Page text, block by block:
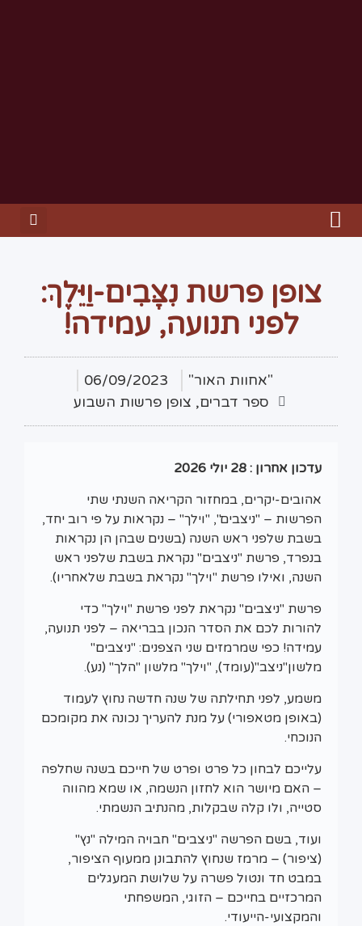
צופן פרשת נִצָּבִים-וַיֵּלֶךְ:
לפני תנועה, עמידה!
"אחוות האור"
06/09/2023
ספר דברים, צופן פרשות השבוע
עדכון אחרון : 28 יולי 2026
אהובים-יקרים, במחזור הקריאה השנתי שתי
הפרשות – "ניצבים", "וילך" – נקראות על פי רוב יחד,
בשבת שלפני ראש השנה (בשנים שבהן הן נקראות
בנפרד, פרשת "ניצבים" נקראת בשבת שלפני ראש
השנה, ואילו פרשת "וילך" נקראת בשבת שלאחריו).
פרשת "ניצבים" נקראת לפני פרשת "וילך" כדי
להורות לכם את הסדר הנכון בבריאה – לפני תנועה,
עמידה! כפי שמרמזים שני הצפנים: "ניצבים"
מלשון"ניצב"(עומד), "וילך" מלשון "הלך" (נע).
משמע, לפני תחילתה של שנה חדשה נחוץ לעמוד
(באופן מטאפורי) על מנת להעריך נכונה את מקומכם
הנוכחי.
עלייכם לבחון כל פרט ופרט של חייכם בשנה שחלפה
– האם מיושר הוא לחזון הנשמה, או שמא מהווה
סטייה, ולו קלה שבקלות, מהנתיב הנשמתי.
ועוד, בשם הפרשה "ניצבים" חבויה המילה "נץ"
(ציפור) – מרמז שנחוץ להתבונן ממעוף הציפור,
במבט חד ונטול פשרה על שלושת המעגלים
המרכזיים בחייכם – הזוגי, המשפחתי
והמקצועי-הייעודי.